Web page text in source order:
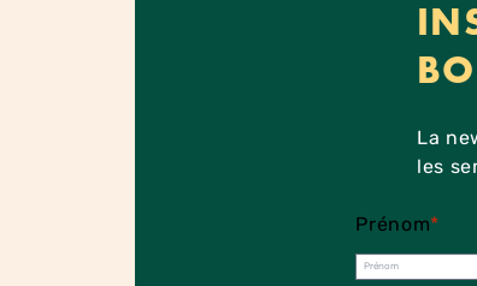
La
les
Prénom*